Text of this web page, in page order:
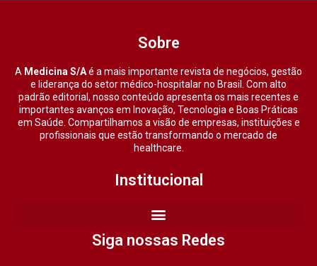
Sobre
A Medicina S/Aé a mais importante revista de negócios, gestão
e liderança do setor médico-hospitalar no Brasil. Com alto
padrão editorial, nosso conteúdo apresenta os mais recentes e
importantes avanços em Inovação, Tecnologia e Boas Práticas
em Saúde. Compartilhamos a visão de empresas, instituições e
profissionais que estão transformando o mercado de
healthcare.
Institucional
Siga nossas Redes